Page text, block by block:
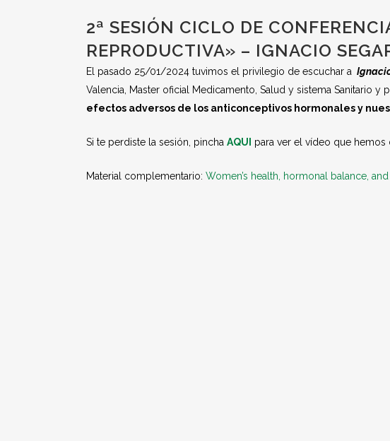
2ª SESIÓN CICLO DE
REPRODUCTIVA» – IGNACIO
El pasado 25/01/2024 tuvimos el privilegio de escuchar a
Valencia, Master oficial Medicamento, Salud y sistema Sanitario
efectos adversos de los anticonceptivos hormonales y
Si te perdiste la sesión, pincha AQUI para ver el vídeo que hemos
Material complementario: Women’s health, hormonal balance,